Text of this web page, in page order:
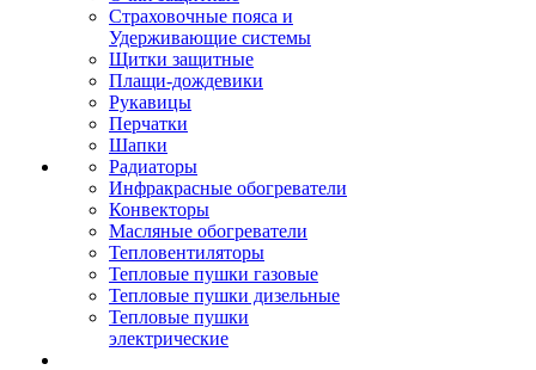
Страховочные пояса и
Удерживающие системы
Щитки защитные
Плащи-дождевики
Рукавицы
Перчатки
Шапки
Радиаторы
Инфракрасные обогреватели
Конвекторы
Масляные обогреватели
Тепловентиляторы
Тепловые пушки газовые
Тепловые пушки дизельные
Тепловые пушки
электрические